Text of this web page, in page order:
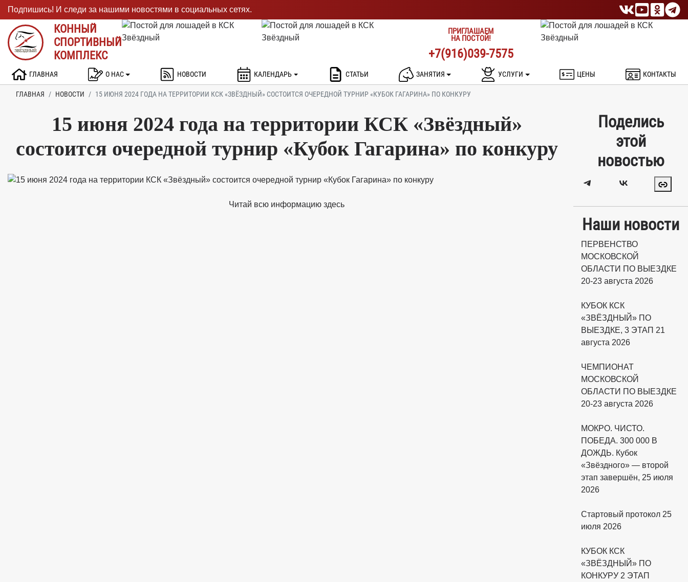
Подпишись! И следи за нашими новостями в социальных сетях.
КОННЫЙ
СПОРТИВНЫЙ
КОМПЛЕКС
ПРИГЛАШАЕМ
НА ПОСТОЙ!
+7(916)039-7575
ГЛАВНАЯ О НАС НОВОСТИ КАЛЕНДАРЬ СТАТЬИ ЗАНЯТИЯ УСЛУГИ ЦЕНЫ КОНТАКТЫ
ГЛАВНАЯ НОВОСТИ 15 ИЮНЯ 2024 ГОДА НА ТЕРРИТОРИИ КСК «ЗВЁЗДНЫЙ» СОСТОИТСЯ ОЧЕРЕДНОЙ ТУРНИР «КУБОК ГАГАРИНА» ПО КОНКУРУ
15 июня 2024 года на территории КСК «Звёздный»
состоится очередной турнир «Кубок Гагарина» по конкуру
Читай всю информацию здесь
Поделись
этой
новостью
Наши новости
ПЕРВЕНСТВО
МОСКОВСКОЙ
ОБЛАСТИ ПО ВЫЕЗДКЕ
20-23 августа 2026
КУБОК КСК
«ЗВЁЗДНЫЙ» ПО
ВЫЕЗДКЕ, 3 ЭТАП 21
августа 2026
ЧЕМПИОНАТ
МОСКОВСКОЙ
ОБЛАСТИ ПО ВЫЕЗДКЕ
20-23 августа 2026
МОКРО. ЧИСТО.
ПОБЕДА. 300 000 В
ДОЖДЬ. Кубок
«Звёздного» — второй
этап завершён, 25 июля
2026
Стартовый протокол 25
июля 2026
КУБОК КСК
«ЗВЁЗДНЫЙ» ПО
КОНКУРУ 2 ЭТАП